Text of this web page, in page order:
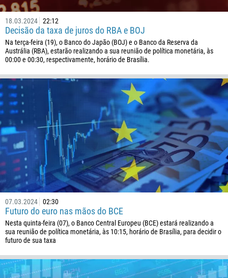
18.03.2024 22:12
Decisão da taxa de juros do RBA e BOJ
Na terça-feira (19), o Banco do Japão (BOJ) e o Banco da Reserva da
Austrália (RBA), estarão realizando a sua reunião de política monetária, às
00:00 e 00:30, respectivamente, horário de Brasília.
07.03.2024 02:30
Futuro do euro nas mãos do BCE
Nesta quinta-feira (07), o Banco Central Europeu (BCE) estará realizando a
sua reunião de política monetária, às 10:15, horário de Brasília, para decidir o
futuro de sua taxa